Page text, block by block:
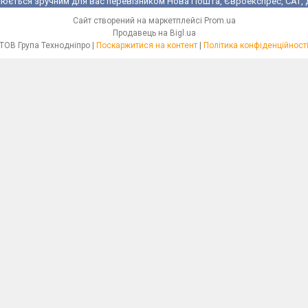
Сайт створений на маркетплейсі Prom.ua
Продавець на Bigl.ua
ТОВ Група Технодніпро | Поскаржитися на контент | Політика конфіденційності